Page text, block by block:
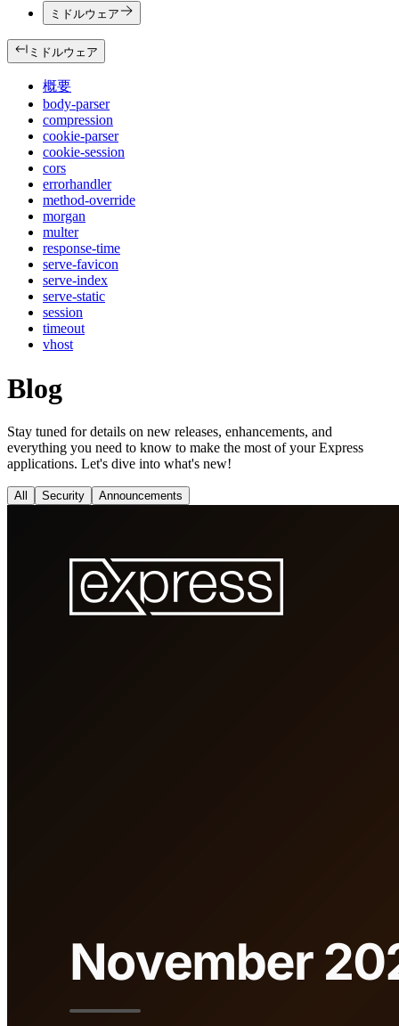
ミドルウェア
ミドルウェア
概要
body-parser
compression
cookie-parser
cookie-session
cors
errorhandler
method-override
morgan
multer
response-time
serve-favicon
serve-index
serve-static
session
timeout
vhost
Blog
Stay tuned for details on new releases, enhancements, and
everything you need to know to make the most of your Express
applications. Let's dive into what's new!
All Security Announcements